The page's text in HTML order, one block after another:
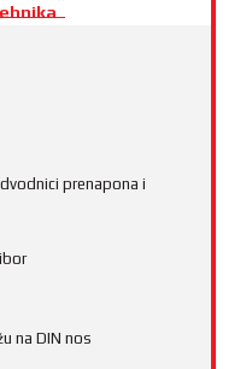
prenapona i
na DIN nos